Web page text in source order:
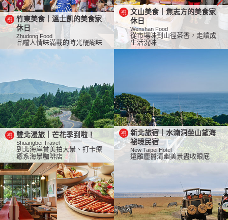
竹東美食｜溫士凱的美食家
休日
Zhudong Food
品嚐人情味滿載的時光醍醐味
文山美食｜焦志方的美食家
休日
Wenshan Food
從市場味到山徑茶香，走讀成
生活況味
雙北漫旅｜芒花季到啦！
Shuangbei Travel
到北海岸賞美拍大景、打卡療
癒系海景咖啡店
新北旅宿｜水湳洞坐山望海
祕境民宿
New Taipei Hotel
遠離塵囂清幽美景盡收眼底